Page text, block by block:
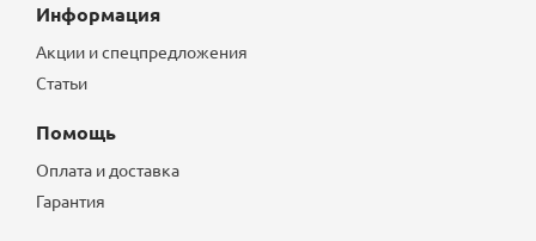
Информация
Акции и спецпредложения
Статьи
Помощь
Оплата и доставка
Гарантия